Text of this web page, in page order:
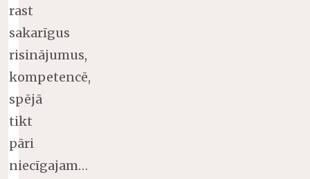
rast
sakarīgus
risinājumus,
kompetencē,
spējā
tikt
pāri
niecīgajam…